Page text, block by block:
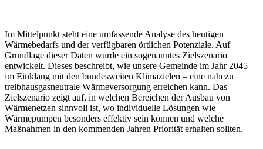
Im Mittelpunkt steht eine umfassende Analyse des heutigen
Wärmebedarfs und der verfügbaren örtlichen Potenziale. Auf
Grundlage dieser Daten wurde ein sogenanntes Zielszenario
entwickelt. Dieses beschreibt, wie unsere Gemeinde im Jahr 2045 –
im Einklang mit den bundesweiten Klimazielen – eine nahezu
treibhausgasneutrale Wärmeversorgung erreichen kann. Das
Zielszenario zeigt auf, in welchen Bereichen der Ausbau von
Wärmenetzen sinnvoll ist, wo individuelle Lösungen wie
Wärmepumpen besonders effektiv sein können und welche
Maßnahmen in den kommenden Jahren Priorität erhalten sollten.